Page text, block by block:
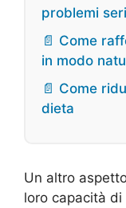
problemi seri
📄 Come
in modo
📄 Come
dieta
Un altro
loro capacità